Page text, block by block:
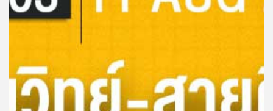
สต์
ของ
คุณ